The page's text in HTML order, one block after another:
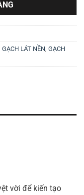
GẠCH LÁT NỀN, GẠCH
vời để kiến tạo